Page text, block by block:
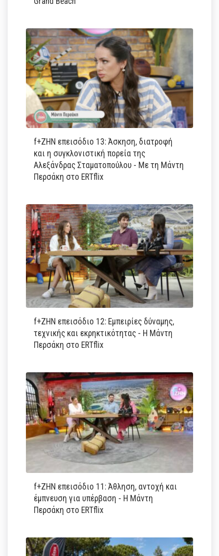
f+ΖΗΝ επεισόδιο 13: Άσκηση, διατροφή
και η συγκλονιστική πορεία της
Αλεξάνδρας Σταματοπούλου - Με τη Μάντη
Περσάκη στο ERTflix
f+ΖΗΝ επεισόδιο 12: Εμπειρίες δύναμης,
τεχνικής και εκρηκτικότητας - Η Μάντη
Περσάκη στο ERTflix
f+ΖΗΝ επεισόδιο 11: Άθληση, αντοχή και
έμπνευση για υπέρβαση - Η Μάντη
Περσάκη στο ERTflix